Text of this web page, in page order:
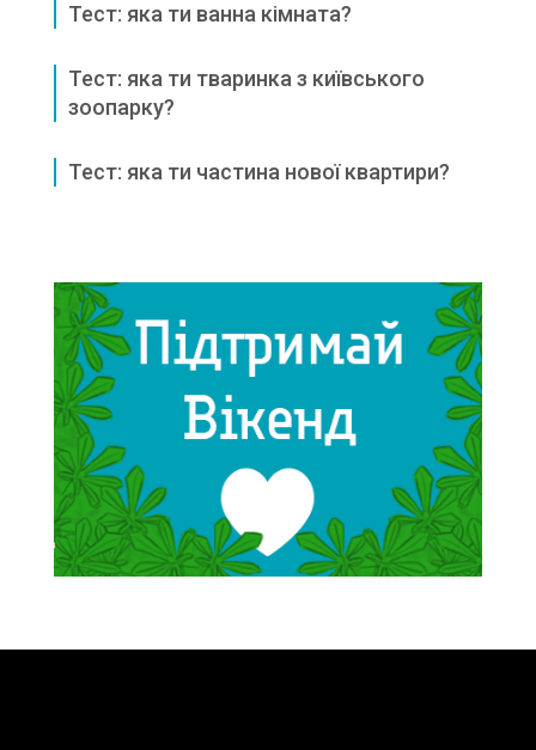
Тест: яка ти ванна кімната?
Тест: яка ти тваринка з київського
зоопарку?
Тест: яка ти частина нової квартири?